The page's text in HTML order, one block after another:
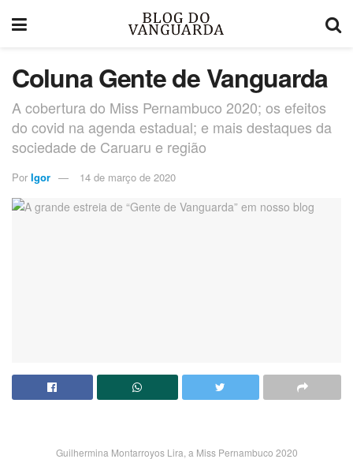
Coluna Gente de Vanguarda
A cobertura do Miss Pernambuco 2020; os efeitos
do covid na agenda estadual; e mais destaques da
sociedade de Caruaru e região
Por Igor 14 de março de 2020
Guilhermina Montarroyos Lira, a Miss Pernambuco 2020